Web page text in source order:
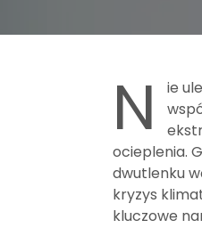
N
ie
ocieplenia.
dwutlenku
kryzys
kluczowe